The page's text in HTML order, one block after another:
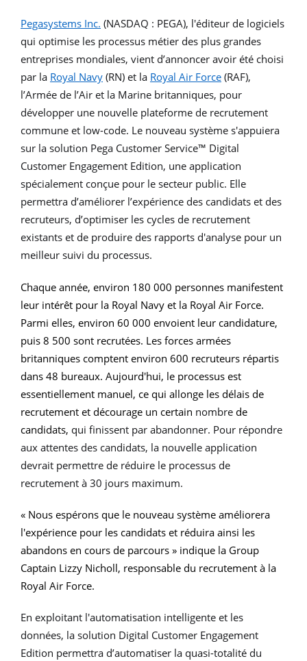
Pegasystems Inc. (NASDAQ : PEGA), l'éditeur de logiciels
qui optimise les processus métier des plus grandes
entreprises mondiales, vient d’annoncer avoir été choisi
par la Royal Navy (RN) et la Royal Air Force (RAF),
l’Armée de l’Air et la Marine britanniques, pour
développer une nouvelle plateforme de recrutement
commune et low-code. Le nouveau système s'appuiera
sur la solution Pega Customer Service™ Digital
Customer Engagement Edition, une application
spécialement conçue pour le secteur public. Elle
permettra d’améliorer l’expérience des candidats et des
recruteurs, d’optimiser les cycles de recrutement
existants et de produire des rapports d'analyse pour un
meilleur suivi du processus.
Chaque année, environ 180 000 personnes manifestent
leur intérêt pour la Royal Navy et la Royal Air Force.
Parmi elles, environ 60 000 envoient leur candidature,
puis 8 500 sont recrutées. Les forces armées
britanniques comptent environ 600 recruteurs répartis
dans 48 bureaux. Aujourd'hui, le processus est
essentiellement manuel, ce qui allonge les délais de
recrutement et décourage un certain nombre de
candidats, qui finissent par abandonner. Pour répondre
aux attentes des candidats, la nouvelle application
devrait permettre de réduire le processus de
recrutement à 30 jours maximum.
« Nous espérons que le nouveau système améliorera
l'expérience pour les candidats et réduira ainsi les
abandons en cours de parcours » indique la Group
Captain Lizzy Nicholl, responsable du recrutement à la
Royal Air Force.
En exploitant l'automatisation intelligente et les
données, la solution Digital Customer Engagement
Edition permettra d’automatiser la quasi-totalité du